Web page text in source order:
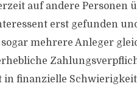
auf andere
erst gefunden
mehrere Anleger
in finanzielle